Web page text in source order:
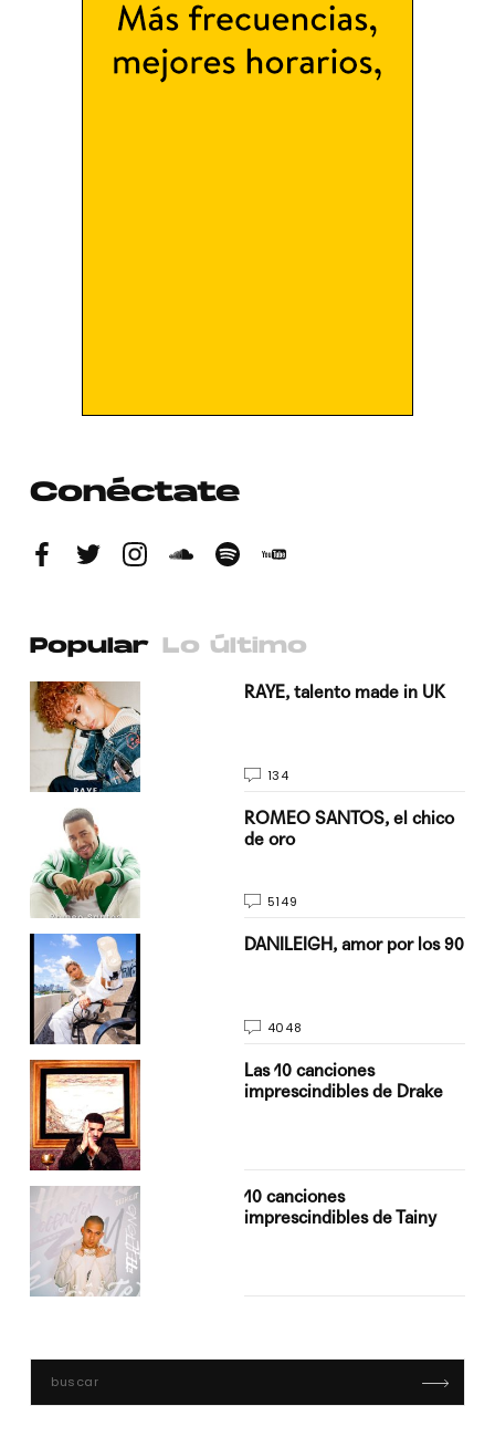
Conéctate
Popular Lo último
RAYE, talento made in UK
134
ROMEO SANTOS, el chico
de oro
5149
DANILEIGH, amor por los 90
4048
Las 10 canciones
imprescindibles de Drake
10 canciones
imprescindibles de Tainy